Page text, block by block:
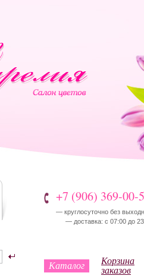
+7 (906) 369-00-
— круглосуточно без
— доставка: с 07:00 до
Каталог Корзина
заказов